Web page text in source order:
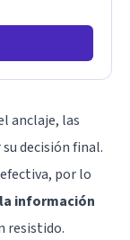
anclaje, las
decisión final.
por lo
información
resistido.